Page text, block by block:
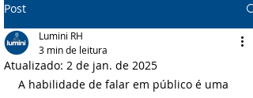
Post
Lumini RH
3 min de leitura
Atualizado: 2 de jan. de 2025
A habilidade de falar em público é uma